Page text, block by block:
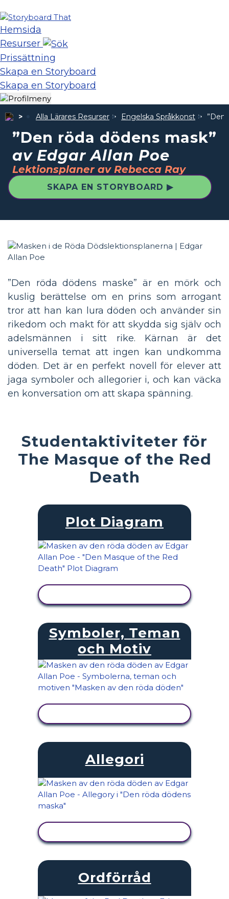
Hemsida
Resurser
Prissättning
Skapa en Storyboard
Skapa en Storyboard
Alla Lärares Resurser Engelska Språkkonst ”Den
”Den röda dödens mask”
av Edgar Allan Poe
Lektionsplaner av Rebecca Ray
SKAPA EN STORYBOARD ▶
”Den röda dödens maske” är en mörk och
kuslig berättelse om en prins som arrogant
tror att han kan lura döden och använder sin
rikedom och makt för att skydda sig själv och
adelsmännen i sitt rike. Kärnan är det
universella temat att ingen kan undkomma
döden. Det är en perfekt novell för elever att
jaga symboler och allegorier i, och kan väcka
en konversation om att skapa spänning.
Studentaktiviteter för
The Masque of the Red
Death
Plot Diagram
Symboler, Teman
och Motiv
Allegori
Ordförråd